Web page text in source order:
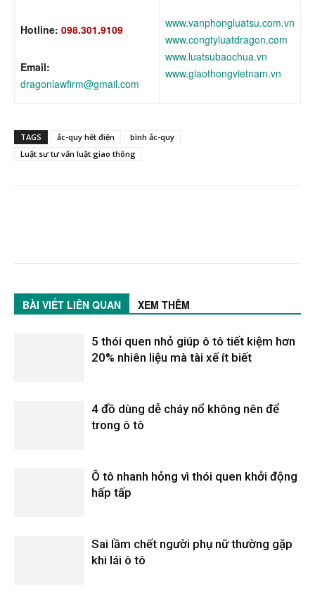
Hotline: 098.301.9109
Email:
dragonlawfirm@gmail.com
www.vanphongluatsu.com.vn
www.congtyluatdragon.com
www.luatsubaochua.vn
www.giaothongvietnam.vn
TAGS ắc-quy hết điện
bình ắc-quy
Luật sư tư vấn luật giao thông
BÀI VIẾT LIÊN QUAN XEM THÊM
5 thói quen nhỏ giúp ô tô tiết kiệm hơn
20% nhiên liệu mà tài xế ít biết
4 đồ dùng dễ cháy nổ không nên để
trong ô tô
Ô tô nhanh hỏng vì thói quen khởi động
hấp tấp
Sai lầm chết người phụ nữ thường gặp
khi lái ô tô